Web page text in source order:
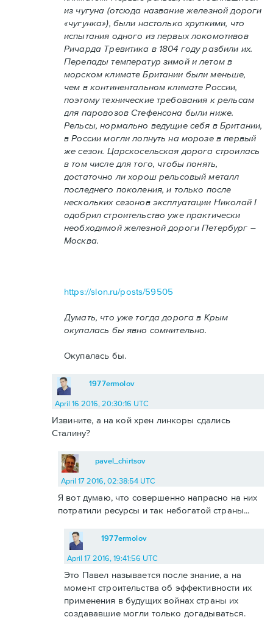
из чугуна (отсюда название железной дороги
«чугунка»), были настолько хрупкими, что
испытания одного из первых локомотивов
Ричарда Тревитика в 1804 году разбили их.
Перепады температур зимой и летом в
морском климате Британии были меньше,
чем в континентальном климате России,
поэтому технические требования к рельсам
для паровозов Стефенсона были ниже.
Рельсы, нормально ведущие себя в Британии,
в России могли лопнуть на морозе в первый
же сезон. Царскосельская дорога строилась
в том числе для того, чтобы понять,
достаточно ли хорош рельсовый металл
последнего поколения, и только после
нескольких сезонов эксплуатации Николай I
одобрил строительство уже практически
необходимой железной дороги Петербург –
Москва.
https://slon.ru/posts/59505
Думать, что уже тогда дорога в Крым
окупалась бы явно сомнительно.
Окупалась бы.
1977ermolov
April 16 2016, 20:30:16 UTC
Извините, а на кой хрен линкоры сдались
Сталину?
pavel_chirtsov
April 17 2016, 02:38:54 UTC
Я вот думаю, что совершенно напрасно на них
потратили ресурсы и так небогатой страны...
1977ermolov
April 17 2016, 19:41:56 UTC
Это Павел называется после знание, а на
момент строительства об эффективности их
применения в будущих войнах страны их
создававшие могли только догадываться.